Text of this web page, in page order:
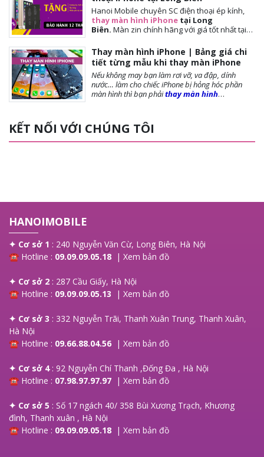
Hanoi Mobile chuyên SC điện thoại ép kính,
thay màn hình iPhone tại Long
Biên. Màn zin chính hãng với giá tốt nhất tại
15 phút. Chế độ bảo hành tốt nhất tới khách
hàng. Tặng cường lực full màn, tặng ốp lưng,
miễn phí vệ sinh máy.
Thay màn hình iPhone | Bảng giá chi
tiết từng mẫu khi thay màn iPhone
Nếu không may bạn làm rơi vỡ, va đập, dính
nước… làm cho chiếc iPhone bị hỏng hóc phần
màn hình thì bạn phảithay màn hình
đây,Hanoi Mobile
lưu ý trước khi thay màn, các loại màn phổ biến và
giá thay màn hình là bao nhiêu?, mời bạn tham
KẾT NỐI VỚI CHÚNG TÔI
HANOIMOBILE
✦ Cơ sở 1 : 240 Nguyễn Văn Cừ, Long Biên, Hà Nội
☎ Hotline : 09.09.09.05.18 | Xem bản đồ
✦ Cơ sở 2 : 287 Cầu Giấy, Hà Nội
☎ Hotline : 09.09.09.05.13 | Xem bản đồ
✦ Cơ sở 3 : 332 Nguyễn Trãi, Thanh Xuân Trung, Thanh Xuân,
Hà Nội
☎ Hotline : 09.66.88.04.56 | Xem bản đồ
✦ Cơ sở 4: 92 Nguyễn Chí Thanh ,Đống Đa , Hà Nội
☎ Hotline : 07.98.97.97.97 | Xem bản đồ
✦ Cơ sở 5 : Số 17 ngách 40/ 358 Bùi Xương Trạch, Khương
đình, Thanh xuân , Hà Nội
☎ Hotline : 09.09.09.05.18 | Xem bản đồ